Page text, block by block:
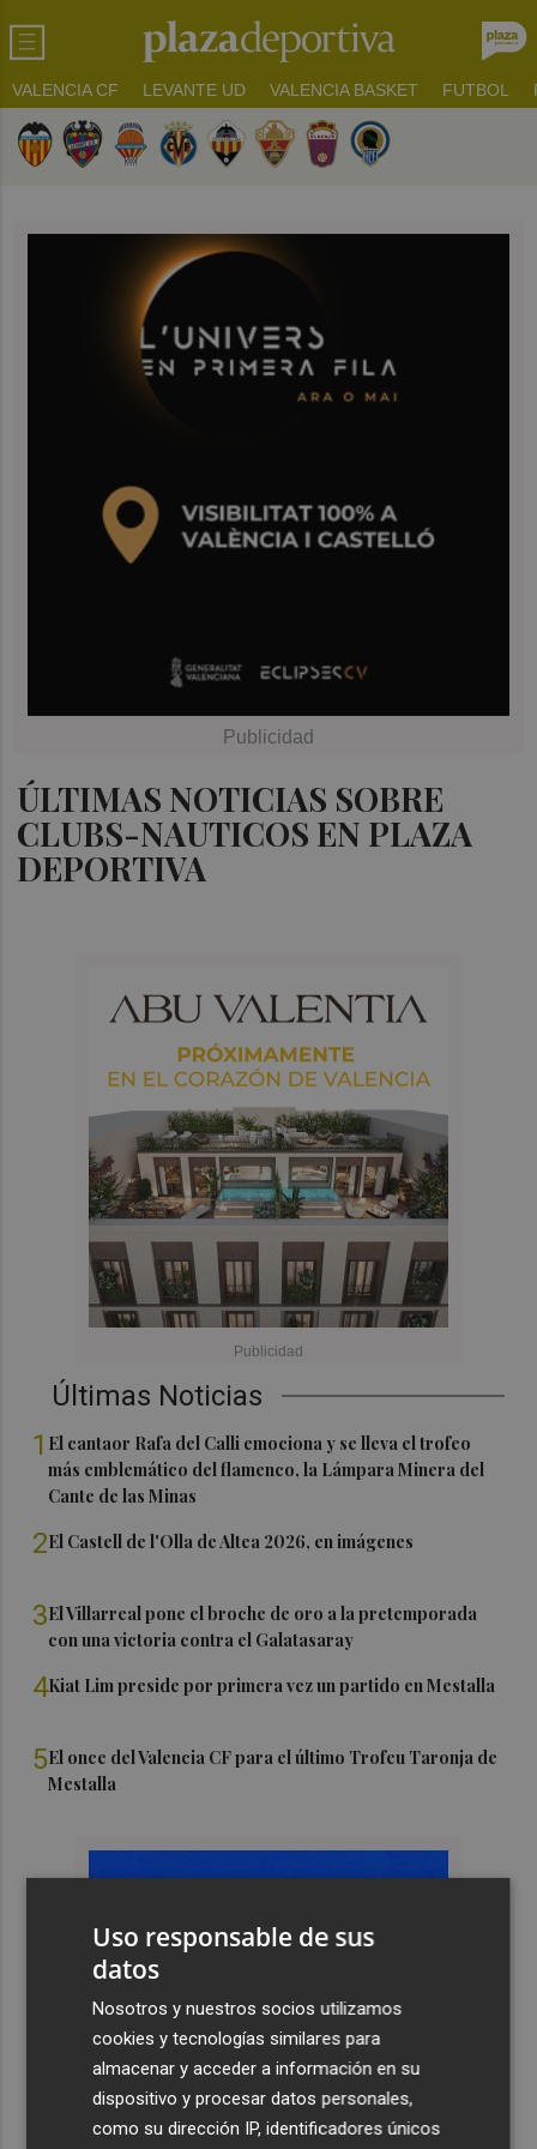
VALENCIA CF LEVANTE UD VALENCIA BASKET FUTBOL
ÚLTIMAS NOTICIAS SOBRE
CLUBS-NAUTICOS EN PLAZA
DEPORTIVA
Últimas Noticias
1 El cantaor Rafa del Calli emociona y se lleva el trofeo
más emblemático del flamenco, la Lámpara Minera del
Cante de las Minas
2El Castell de l'Olla de Altea 2026, en imágenes
3El Villarreal pone el broche de oro a la pretemporada
con una victoria contra el Galatasaray
4Kiat Lim preside por primera vez un partido en Mestalla
5El once del Valencia CF para el último Trofeu Taronja de
Mestalla
Uso responsable de sus
datos
Nosotros y nuestros socios utilizamos
cookies y tecnologías similares para
almacenar y acceder a información en su
dispositivo y procesar datos personales,
como su dirección IP, identificadores únicos